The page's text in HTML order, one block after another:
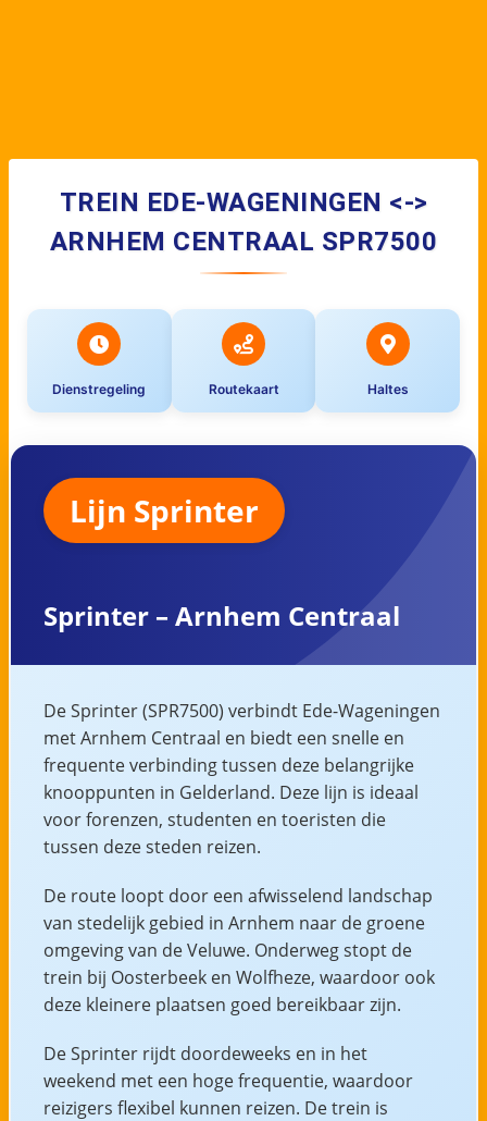
TREIN EDE-WAGENINGEN <->
ARNHEM CENTRAAL SPR7500
Dienstregeling Routekaart Haltes
Lijn Sprinter
Sprinter – Arnhem Centraal
De Sprinter (SPR7500) verbindt Ede-Wageningen
met Arnhem Centraal en biedt een snelle en
frequente verbinding tussen deze belangrijke
knooppunten in Gelderland. Deze lijn is ideaal
voor forenzen, studenten en toeristen die
tussen deze steden reizen.
De route loopt door een afwisselend landschap
van stedelijk gebied in Arnhem naar de groene
omgeving van de Veluwe. Onderweg stopt de
trein bij Oosterbeek en Wolfheze, waardoor ook
deze kleinere plaatsen goed bereikbaar zijn.
De Sprinter rijdt doordeweeks en in het
weekend met een hoge frequentie, waardoor
reizigers flexibel kunnen reizen. De trein is